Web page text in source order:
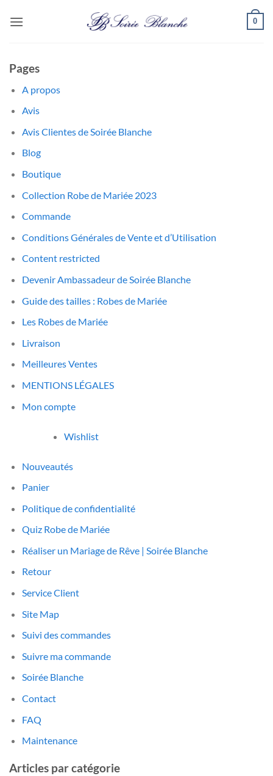
0
Pages
A propos
Avis
Avis Clientes de Soirée Blanche
Blog
Boutique
Collection Robe de Mariée 2023
Commande
Conditions Générales de Vente et d’Utilisation
Content restricted
Devenir Ambassadeur de Soirée Blanche
Guide des tailles : Robes de Mariée
Les Robes de Mariée
Livraison
Meilleures Ventes
MENTIONS LÉGALES
Mon compte
Wishlist
Nouveautés
Panier
Politique de confidentialité
Quiz Robe de Mariée
Réaliser un Mariage de Rêve | Soirée Blanche
Retour
Service Client
Site Map
Suivi des commandes
Suivre ma commande
Soirée Blanche
Contact
FAQ
Maintenance
Articles par catégorie